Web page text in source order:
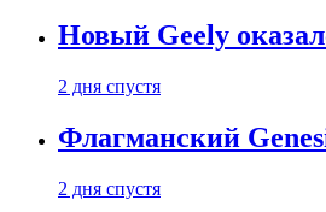
Новый Geely
2 дня спустя
Флагманский
2 дня спустя